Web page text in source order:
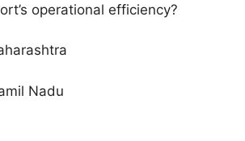
operational efficiency?
Nadu